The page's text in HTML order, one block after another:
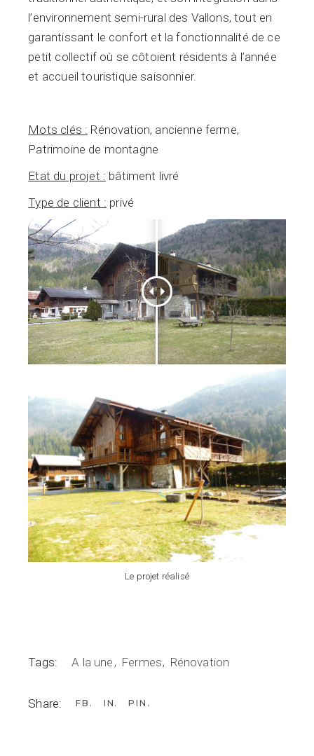
l’environnement semi-rural des Vallons, tout en
garantissant le confort et la fonctionnalité de ce
petit collectif où se côtoient résidents à l’année
et accueil touristique saisonnier.
Mots clés : Rénovation, ancienne ferme,
Patrimoine de montagne
Etat du projet : bâtiment livré
Type de client : privé
Le projet réalisé
Tags: A la une Fermes Rénovation
Share: FB IN PIN